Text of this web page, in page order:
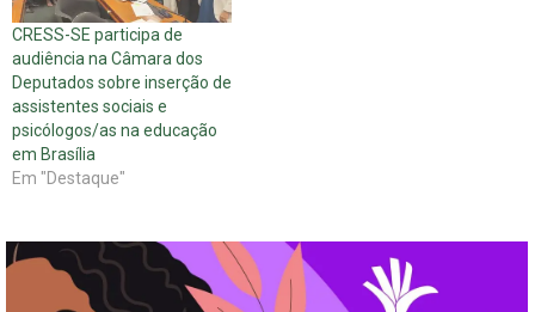
CRESS-SE participa de
audiência na Câmara dos
Deputados sobre inserção de
assistentes sociais e
psicólogos/as na educação
em Brasília
Em "Destaque"